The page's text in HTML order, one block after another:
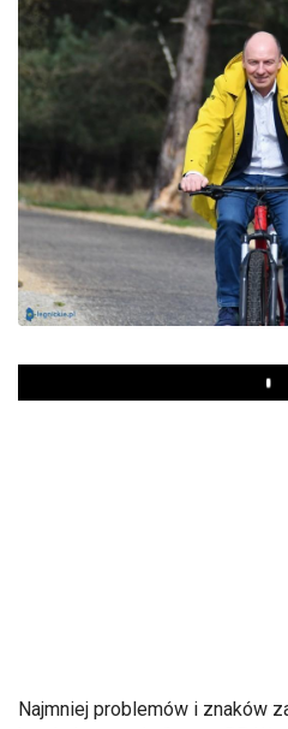
Najmniej problemów i znaków